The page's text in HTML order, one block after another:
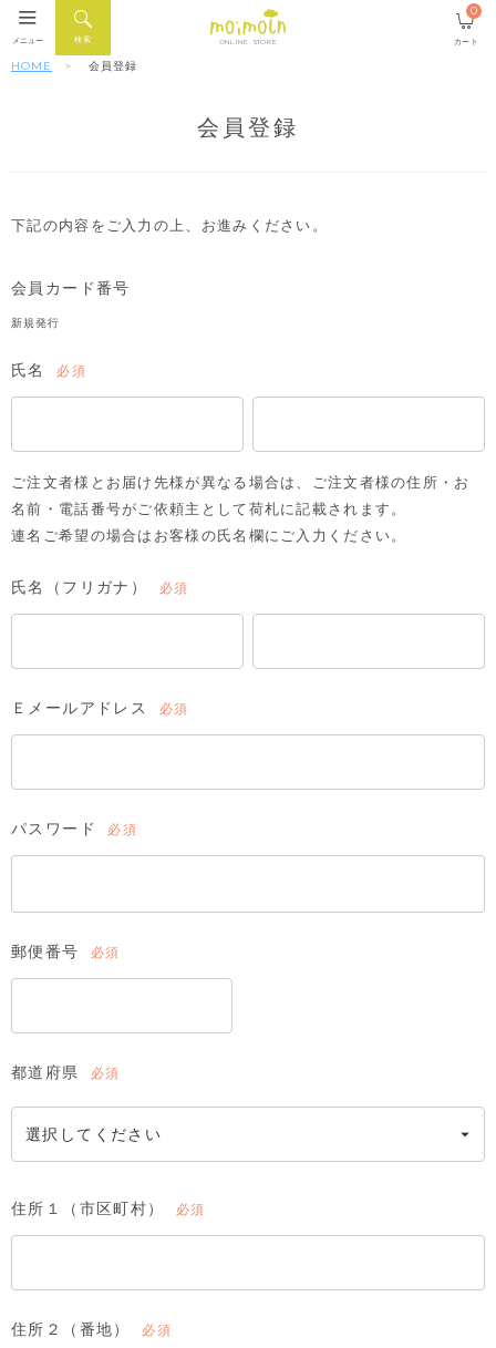
ONLINE STORE
検索
メニュー カート
0
HOME 会員登録
会員登録
下記の内容をご入力の上、お進みください。
会員カード番号
新規発行
氏名
須)
ご注文者様とお届け先様が異なる場合は、ご注文者様の住所・お
名前・電話番号がご依頼主として荷札に記載されます。
連名ご希望の場合はお客様の氏名欄にご入力ください。
氏名（フリガナ）
須)
Ｅメールアドレス
須)
パスワード
須)
郵便番号
須)
都道府県
須)
住所１（市区町村）
須)
住所２（番地）